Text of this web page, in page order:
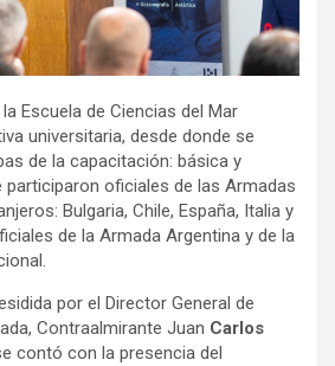
Escuela de Ciencias del Mar
universitaria, desde donde se
de la capacitación: básica y
participaron oficiales de las Armadas
Bulgaria, Chile, España, Italia y
de la Armada Argentina y de la
por el Director General de
Contraalmirante Juan Carlos
contó con la presencia del